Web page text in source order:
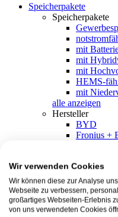
Speicherpakete
Speicherpakete
mit
mit
mit
HEMS-
mit
alle anzeigen
Hersteller
BYD
Fronius +
SMA +
EcoFlow
EcoFlow
Wir verwenden Cookies
Wir können diese zur Analyse
Webseite zu verbessern,
großartiges Webseiten-Erlebnis
von uns verwendeten Cookies